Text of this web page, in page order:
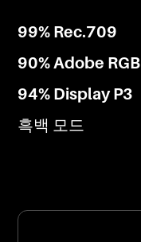
99% Rec.709
90% Adobe RGB
94% Display P3
흑백 모드